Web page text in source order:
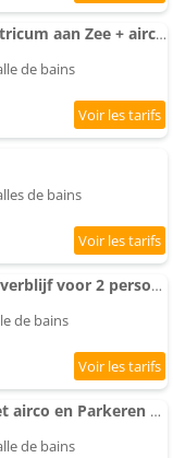
Luxe woning ‘BARNS’ Castricum aan Zee + airco + parkeren
de bains
de bains
Buitenliefde, romantisch verblijf voor 2 personen
de bains
Luxe woning Bubbles! Met airco en Parkeren op eigen grond
de bains